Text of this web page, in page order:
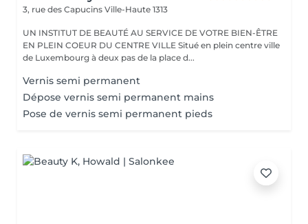
3, rue des Capucins Ville-Haute 1313
UN INSTITUT DE BEAUTÉ AU SERVICE DE VOTRE BIEN-ÊTRE
EN PLEIN COEUR DU CENTRE VILLE Situé en plein centre ville
de Luxembourg à deux pas de la place d...
Vernis semi permanent
Dépose vernis semi permanent mains
Pose de vernis semi permanent pieds